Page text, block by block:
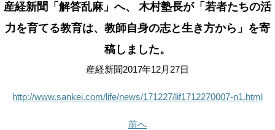
産経新聞「解答乱麻」へ、 木村塾長が「若者たちの活
力を育てる教育は、教師自身の志と生き方から」を寄
稿しました。
産経新聞2017年12月27日
http://www.sankei.com/life/news/171227/lif1712270007-n1.html
前へ